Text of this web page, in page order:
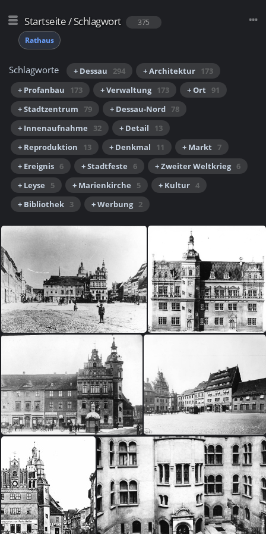
Startseite/Schlagwort
375
Rathaus
Schlagworte + Dessau 294 + Architektur 173
+ Profanbau
173 + Verwaltung 173 + Ort 91
+ Stadtzentrum 79 + Dessau-Nord 78
+ Innenaufnahme
32 + Detail
13
+ Reproduktion
13 + Denkmal 11 + Markt 7
+ Ereignis 6 + Stadtfeste 6 + Zweiter Weltkrieg 6
+ Leyse
5 + Marienkirche 5 + Kultur 4
+ Bibliothek 3 + Werbung 2